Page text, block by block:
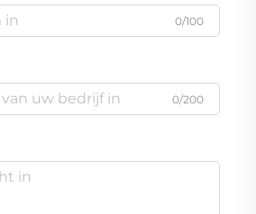
0/100
0/200